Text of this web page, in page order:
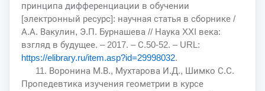
принципа дифференциации в обучении
[электронный ресурс]: научная статья в сборнике /
А.А. Вакулин, Э.П. Бурнашева // Наука XXI века:
взгляд в будущее. – 2017. – С.50-52. – URL:
https://elibrary.ru/item.asp?id=29998032.
11. Воронина М.В., Мухтарова И.Д., Шимко С.С.
Пропедевтика изучения геометрии в курсе